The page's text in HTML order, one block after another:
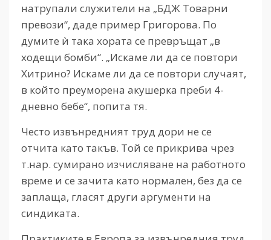
натрупали служители на „БДЖ Товарни
превози“, даде пример Григорова. По
думите ѝ така хората се превръщат „в
ходещи бомби“. „Искаме ли да се повтори
Хитрино? Искаме ли да се повтори случаят,
в който преуморена акушерка преби 4-
дневно бебе“, попита тя.
Често извънредният труд дори не се
отчита като такъв. Той се прикрива чрез
т.нар. сумирано изчисляване на работното
време и се зачита като нормален, без да се
заплаща, гласят други аргументи на
синдиката.